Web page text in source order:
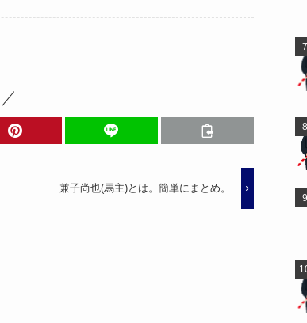
兼子尚也(馬主)とは。簡単にまとめ。